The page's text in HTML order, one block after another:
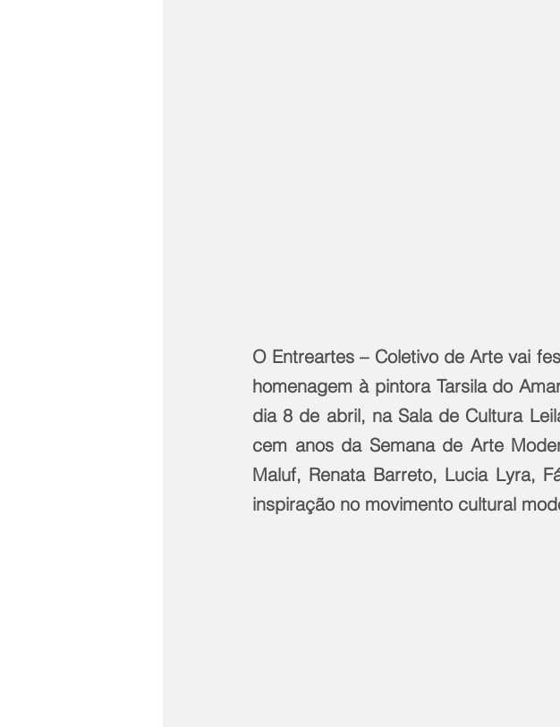
O Entreartes – Coletivo de Arte vai
homenagem à pintora Tarsila do
dia 8 de abril, na Sala de Cultura
cem anos da Semana de Arte
Maluf, Renata Barreto, Lucia Lyra,
inspiração no movimento cultural